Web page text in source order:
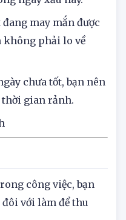
những chuyện thị
ngày xấu này.
may mắn được
phải lo về
chưa tốt, bạn nên
gian rảnh.
công việc, bạn